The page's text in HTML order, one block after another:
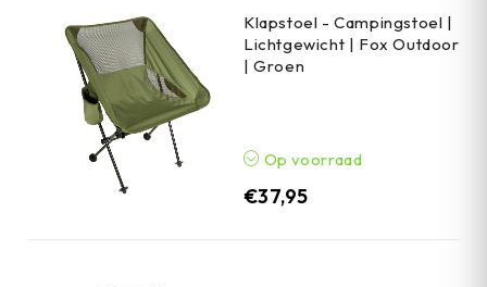
Klapstoel - Campingstoel |
Lichtgewicht | Fox Outdoor
| Groen
Op voorraad
€37,95